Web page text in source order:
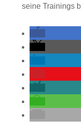
seine Trainings